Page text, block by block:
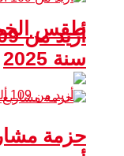
طقس
سنة 2025
حزمة